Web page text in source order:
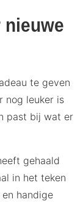
nieuwe
te geven
nog leuker is
past bij wat er
gehaald
in het teken
handige